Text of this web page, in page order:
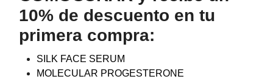
10% de descuento en tu
primera compra:
SILK FACE SERUM
MOLECULAR PROGESTERONE